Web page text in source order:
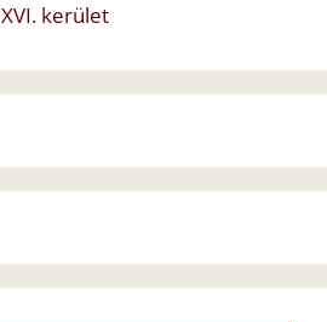
XVI. kerület